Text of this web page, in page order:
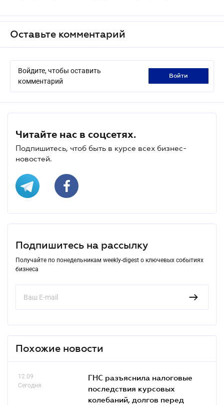
Оставьте комментарий
Войдите, чтобы оставить
комментарий
войти
Читайте нас в соцсетях.
Подпишитесь, чтоб быть в курсе всех бизнес-
новостей.
Подпишитесь на рассылку
Получайте по понедельникам weekly-digest о ключевых событиях
бизнеса
Похожие новости
12.09
Сегодня
ГНС разъяснила налоговые
последствия курсовых
колебаний, долгов перед